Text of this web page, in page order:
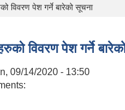
विवरण पेश गर्ने बारेको सूचना
विवरण पेश गर्ने
09/14/2020 - 13:50